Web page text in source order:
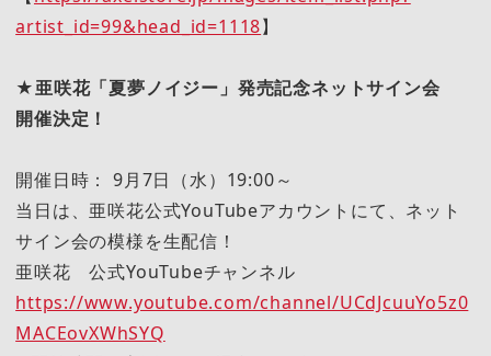
artist_id=99&head_id=1118】
★亜咲花「夏夢ノイジー」発売記念ネットサイン会
開催決定！
開催日時： 9月7日（水）19:00～
当日は、亜咲花公式YouTubeアカウントにて、ネット
サイン会の模様を生配信！
亜咲花 公式YouTubeチャンネル
https://www.youtube.com/channel/UCdJcuuYo5z0
MACEovXWhSYQ